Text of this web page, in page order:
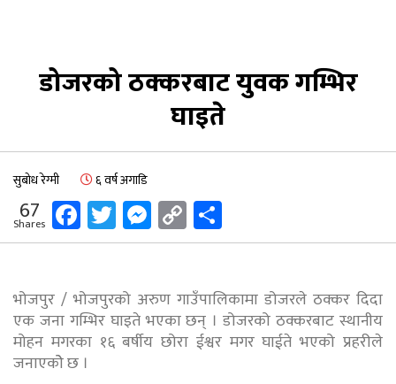
डोजरको ठक्करबाट युवक गम्भिर
घाइते
सुबोध रेग्मी ६ वर्ष अगाडि
67
Shares Facebook
Twitter
Messenger
Copy
Link
भोजपुर / भोजपुरको अरुण गाउँपालिकामा डोजरले ठक्कर दिदा
एक जना गम्भिर घाइते भएका छन् । डोजरको ठक्करबाट स्थानीय
मोहन मगरका १६ बर्षीय छोरा ईश्वर मगर घाईते भएको प्रहरीले
जनाएकोे छ ।